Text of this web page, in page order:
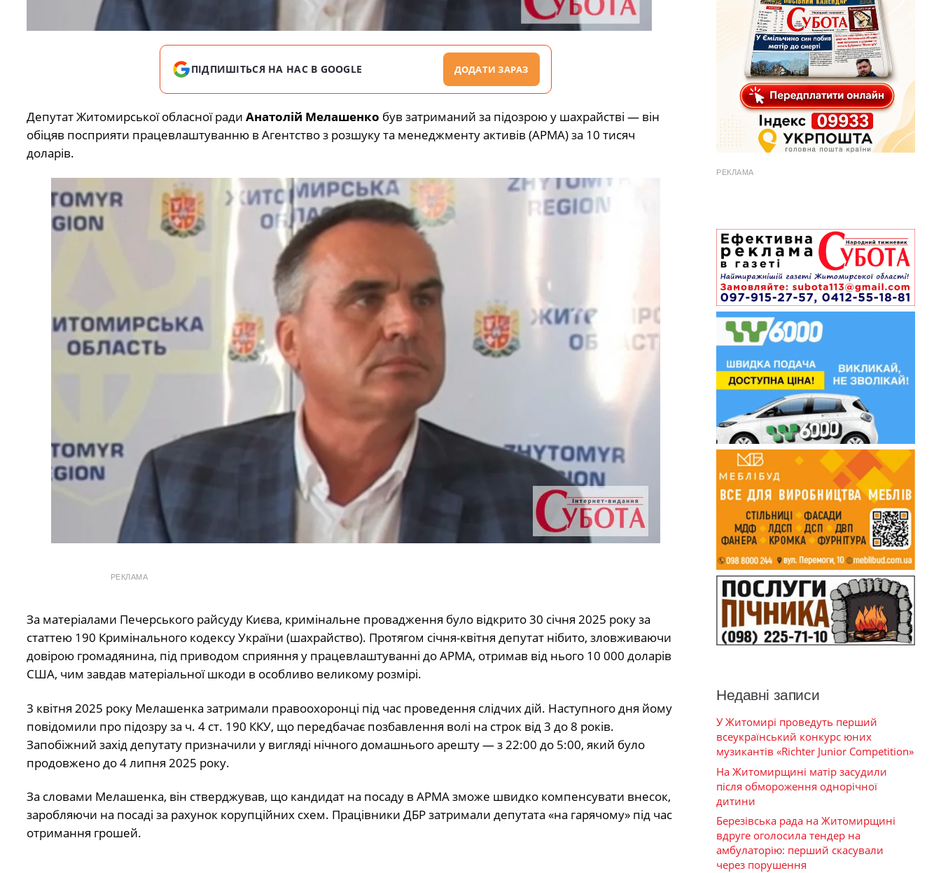
ПІДПИШІТЬСЯ НА НАС В GOOGLE ДОДАТИ ЗАРАЗ
Депутат Житомирської обласної ради Анатолій Мелашенко був затриманий за підозрою у шахрайстві — він
обіцяв посприяти працевлаштуванню в Агентство з розшуку та менеджменту активів (АРМА) за 10 тисяч
доларів.
РЕКЛАМА
За матеріалами Печерського райсуду Києва, кримінальне провадження було відкрито 30 січня 2025 року за
статтею 190 Кримінального кодексу України (шахрайство). Протягом січня-квітня депутат нібито, зловживаючи
довірою громадянина, під приводом сприяння у працевлаштуванні до АРМА, отримав від нього 10 000 доларів
США, чим завдав матеріальної шкоди в особливо великому розмірі.
3 квітня 2025 року Мелашенка затримали правоохоронці під час проведення слідчих дій. Наступного дня йому
повідомили про підозру за ч. 4 ст. 190 ККУ, що передбачає позбавлення волі на строк від 3 до 8 років.
Запобіжний захід депутату призначили у вигляді нічного домашнього арешту — з 22:00 до 5:00, який було
продовжено до 4 липня 2025 року.
За словами Мелашенка, він стверджував, що кандидат на посаду в АРМА зможе швидко компенсувати внесок,
заробляючи на посаді за рахунок корупційних схем. Працівники ДБР затримали депутата «на гарячому» під час
отримання грошей.
РЕКЛАМА
Недавні записи
У Житомирі проведуть перший
всеукраїнський конкурс юних
музикантів «Richter Junior Competition»
На Житомирщині матір засудили
після обмороження однорічної
дитини
Березівська рада на Житомирщині
вдруге оголосила тендер на
амбулаторію: перший скасували
через порушення